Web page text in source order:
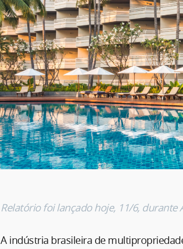
Relatório foi lançado hoje, 11/6, durante
A indústria brasileira de